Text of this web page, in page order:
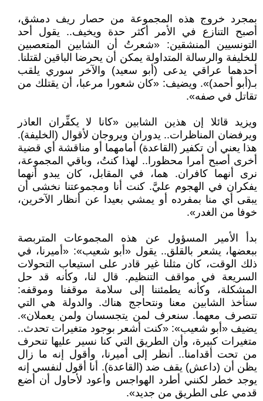
بمجرد خروج هذه المجموعة من حصار ريف دمشق،
أصبح التنازع في الأمر أكثر حدة ويخيف.. يقول أحد
التونسيين المنشقين: «شعرتُ أن الشابين المتعصبين
للخليفة والرسالة المتداولة يمكن أن يحرضا الباقين لقتلنا.
أحدهما عراقي يدعى (أبو سعيد) والآخر سوري يلقب
بـ(أبو أحمد)». ويضيف: «كان شعورا مرعبا، أن يقتلك من
تقاتل في صفه».
ويزيد قائلا إن هذين الشابين «كانا لا يكفِّران العاذر
ويرفضان المناظرات.. يدوران ويروجان لأقوال (الخليفة).
هذا يعني أن تكفير (القاعدة) أمامهما أو مناقشة أي قضية
أخرى أصبح أمرا محظورا.. لهذا كنتُ، وباقي المجموعة،
نرى أنهما كافران. هما، في المقابل، كان يبدو أنهما
يفكران في الهجوم عليَّ. كنت أنا ومجموعتنا نخشى أن
يبقى أي منا بمفرده أو يمشي بعيدا عن أنظار الآخرين،
خوفا من الغدر».
بدأ الأمير المسؤول عن هذه المجموعات المتربصة
ببعضها، يشعر بالقلق.. يقول «أبو شعيب»: «أميرنا، في
ذلك الوقت، كان مثلنا غير قادر على استيعاب التحولات
السريعة في مواقف التنظيم. قال لنا، وكأنه قد حل
المشكلة، وكأنه يطمئننا إلى سلامة موقفنا وموقفه:
سنأخذ الشابين معنا ونتحاجج هناك. والدولة هي التي
تتصرف معهما. سنعرف لمن يتجسسان ولمن يعملان».
يضيف «أبو شعيب»: «كنت أشعر بوجود متغيرات تحدث..
متغيرات كبيرة، وأن الطريق التي كنا نسير عليها تنحرف
من تحت أقدامنا.. أنظر إلى أميرنا، وأقول إنه ما زال
يظن أن (داعش) يقف ضد (القاعدة). أنا أقول لنفسي إنه
يوجد خطر لكنني أطرد الهواجس وأعود لأحاول أن أضع
قدمي على الطريق من جديد».